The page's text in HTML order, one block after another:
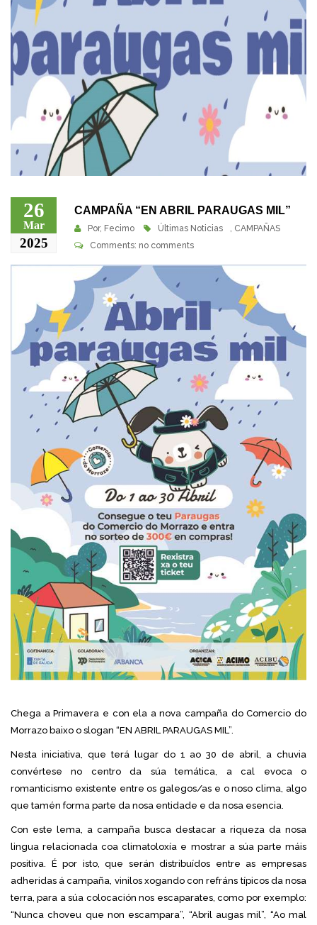
26
Mar
2025
CAMPAÑA “EN ABRIL PARAUGAS MIL”
Por, Fecimo Últimas Noticias , CAMPAÑAS
Comments: no comments
Chega a Primavera e con ela a nova campaña do Comercio do
Morrazo baixo o slogan “EN ABRIL PARAUGAS MIL”.
Nesta iniciativa, que terá lugar do 1 ao 30 de abril, a chuvia
convértese no centro da súa temática, a cal evoca o
romanticismo existente entre os galegos/as e o noso clima, algo
que tamén forma parte da nosa entidade e da nosa esencia.
Con este lema, a campaña busca destacar a riqueza da nosa
lingua relacionada coa climatoloxía e mostrar a súa parte máis
positiva. É por isto, que serán distribuídos entre as empresas
adheridas á campaña, vinilos xogando con refráns típicos da nosa
terra, para a súa colocación nos escaparates, como por exemplo:
“Nunca choveu que non escampara”, “Abril augas mil”, “Ao mal